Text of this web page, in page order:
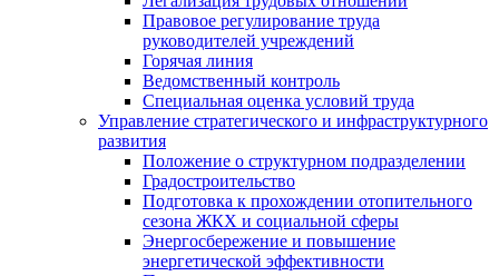
Правовое регулирование труда
руководителей учреждений
Горячая линия
Ведомственный контроль
Специальная оценка условий труда
Управление стратегического и инфраструктурного
развития
Положение о структурном подразделении
Градостроительство
Подготовка к прохождении отопительного
сезона ЖКХ и социальной сферы
Энергосбережение и повышение
энергетической эффективности